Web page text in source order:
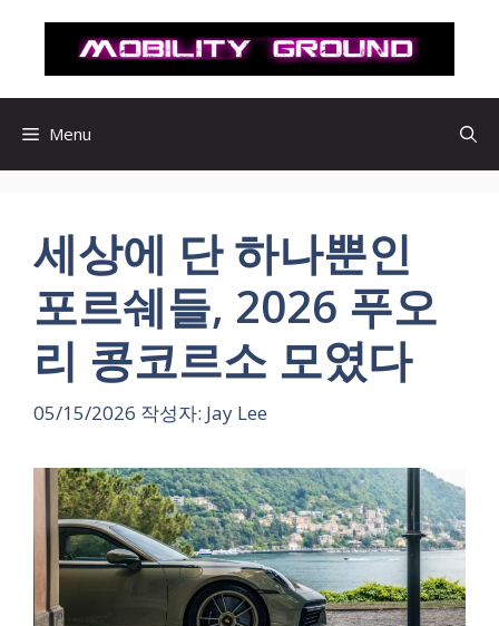
로
Menu
세상에 단 하나뿐인
포르쉐들, 2026 푸오
리 콩코르소 모였다
05/15/2026 작성자: Jay Lee